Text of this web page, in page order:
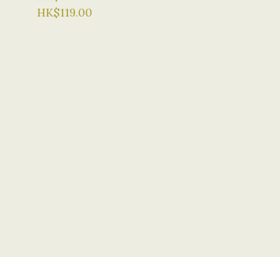
養顏
HK$119.00